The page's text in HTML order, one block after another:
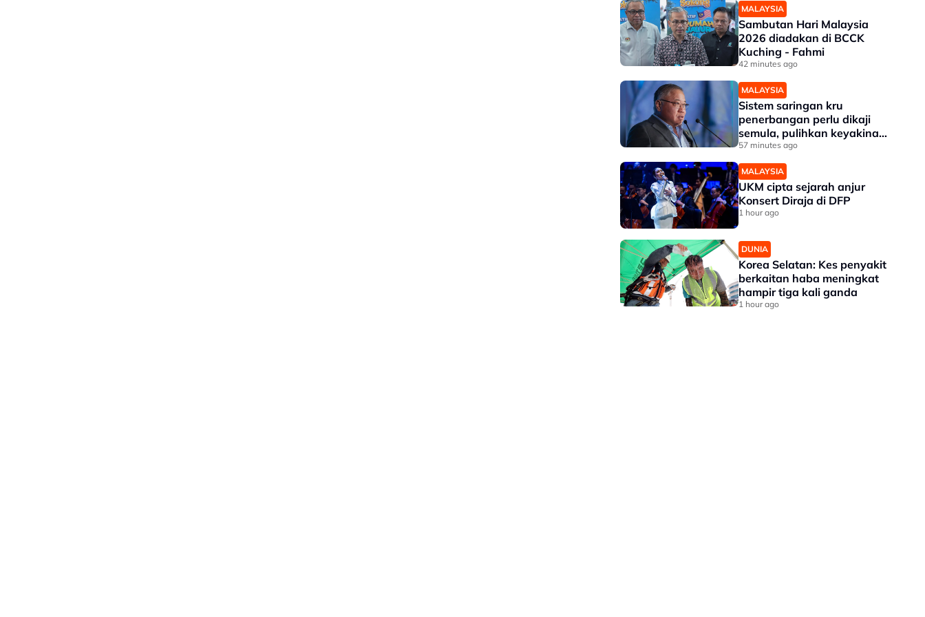
MALAYSIA
Sambutan Hari Malaysia
2026 diadakan di BCCK
Kuching - Fahmi
42 minutes ago
MALAYSIA
Sistem saringan kru
penerbangan perlu dikaji
semula, pulihkan keyakinan
penumpang - Tiong
57 minutes ago
MALAYSIA
UKM cipta sejarah anjur
Konsert Diraja di DFP
1 hour ago
DUNIA
Korea Selatan: Kes penyakit
berkaitan haba meningkat
hampir tiga kali ganda
1 hour ago